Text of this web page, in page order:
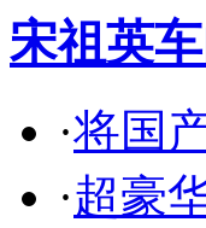
宋祖英
·将国
·超豪